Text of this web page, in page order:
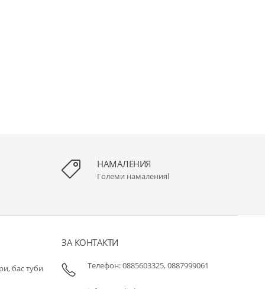
НАМАЛЕНИЯ
Големи намаленияl
бас туби
ЗА КОНТАКТИ
Телефон: 0885603325, 0887999061